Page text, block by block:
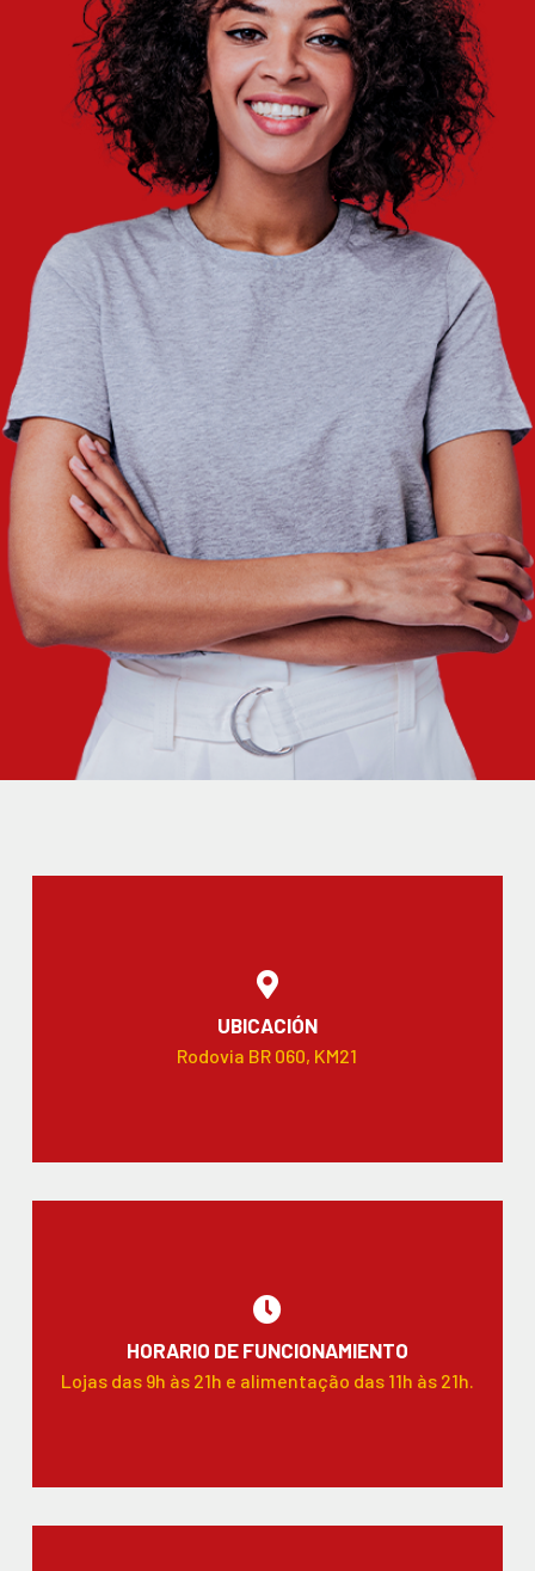
UBICACIÓN
Rodovia BR 060, KM21
HORARIO DE FUNCIONAMIENTO
Lojas das 9h às 21h e alimentação das 11h às 21h.